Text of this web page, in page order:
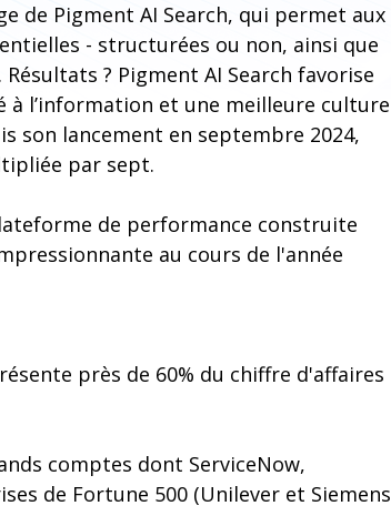
de Pigment AI Search, qui permet aux
- structurées ou non, ainsi que
? Pigment AI Search favorise
à l’information et une meilleure culture
son lancement en septembre 2024,
par sept.
de performance construite
au cours de l'année
près de 60% du chiffre d'affaires
comptes dont ServiceNow,
de Fortune 500 (Unilever et Siemens